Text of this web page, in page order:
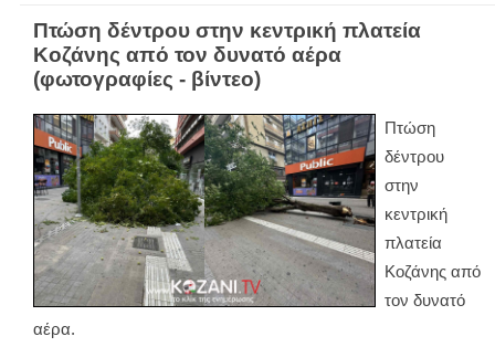
Πτώση δέντρου στην κεντρική πλατεία
Κοζάνης από τον δυνατό αέρα
(φωτογραφίες - βίντεο)
Πτώση
δέντρου
στην
κεντρική
πλατεία
Κοζάνης από
τον δυνατό
αέρα.